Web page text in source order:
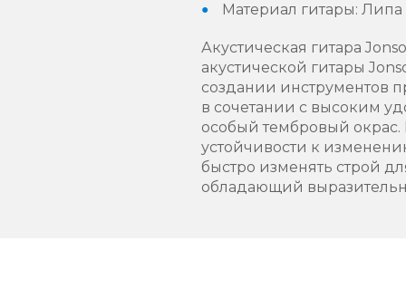
Материал гитары: Липа
Акустическая гитара
акустической гитары
создании инструментов
в сочетании с высоким
особый тембровый окрас.
устойчивости к
быстро изменять строй
обладающий